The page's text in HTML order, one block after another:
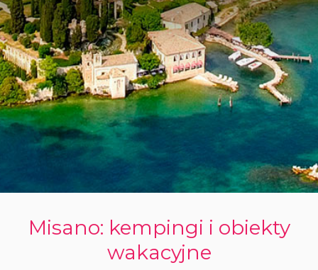
Misano: kempingi i obiekty
wakacyjne